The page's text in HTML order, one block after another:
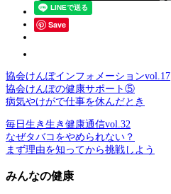
Save
協会けんぽインフォメーションvol.17
協会けんぽの健康サポート⑤
病気やけがで仕事を休んだとき
毎日生き生き健康通信vol.32
なぜタバコをやめられない？
まず理由を知ってから挑戦しよう
みんなの健康